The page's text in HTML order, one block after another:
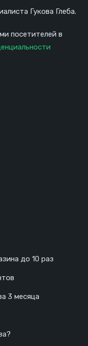
Гукова Глеба.
посетителей в
до 10 раз
3 месяца